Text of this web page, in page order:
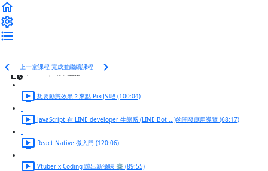
上一堂課程 完成並繼續課程
JavaScript 加碼直播
想要動態效果？來點 PixiJS 吧 (100:04)
JavaScript 在 LINE developer 生態系 (LINE Bot ...)的開發應用導覽 (68:17)
React Native 微入門 (120:06)
Vtuber x Coding 蹦出新滋味 ⚙️ (89:55)